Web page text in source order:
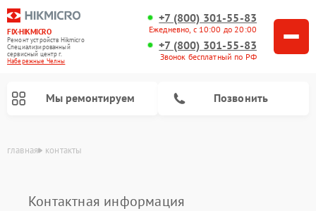
FIX-HIKMICRO
Ремонт устройств Hikmicro
Специализированный
cервисный центр г.
Набережные Челны
+7 (800) 301-55-83
Ежедневно, с 10:00 до 20:00
+7 (800) 301-55-83
Звонок бесплатный по РФ
Мы ремонтируем Позвонить
главная контакты
Контактная информация